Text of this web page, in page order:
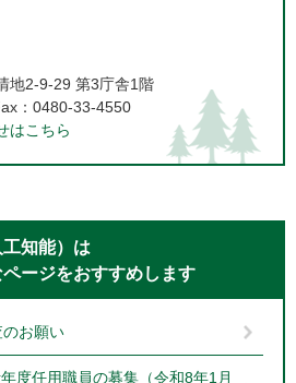
地2-9-29 第3庁舎1階
：0480-33-4550
はこちら
知能）は
ページをおすすめします
お願い
度任用職員の募集（令和8年1月